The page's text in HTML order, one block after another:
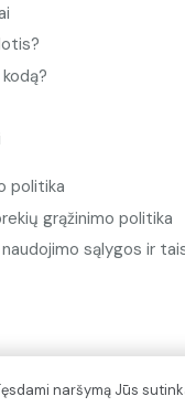
politika
grąžinimo politika
sąlygos ir
naršymą Jūs